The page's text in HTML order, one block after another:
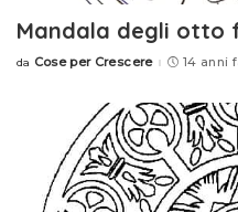
Mandala degli otto
Posted
da Cose per Crescere 14 anni